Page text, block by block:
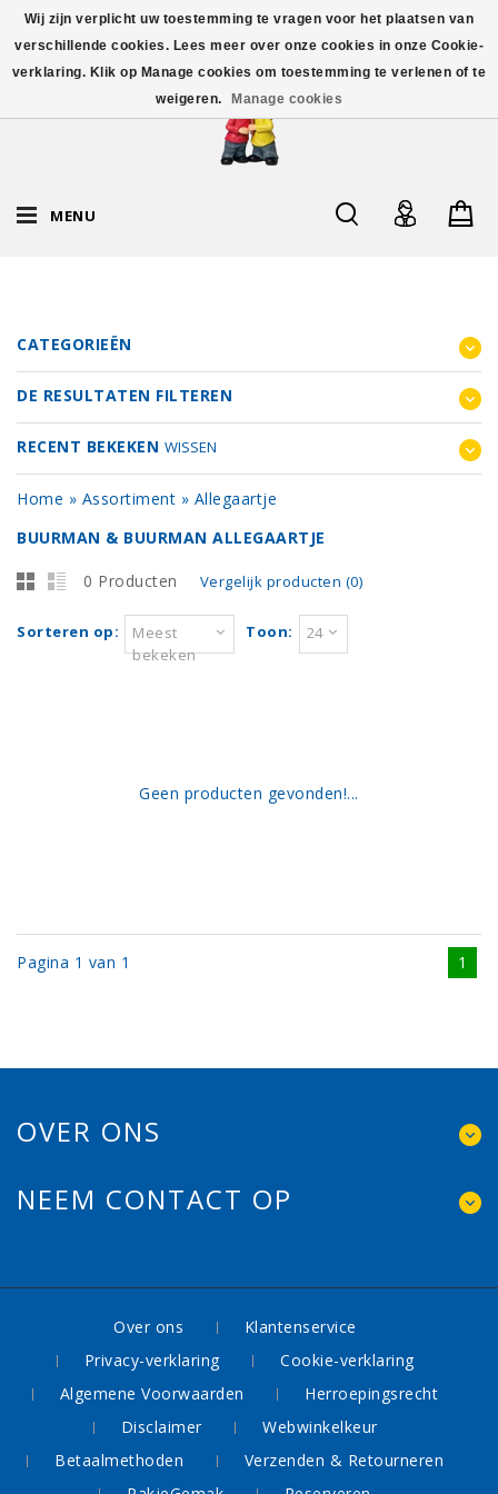
MENU
CATEGORIEËN
DE RESULTATEN FILTEREN
RECENT BEKEKEN WISSEN
Home » Assortiment » Allegaartje
BUURMAN & BUURMAN ALLEGAARTJE
0 Producten Vergelijk producten (0)
Sorteren op:
Meest
bekeken
Toon: 24
Geen producten gevonden!...
Pagina 1 van 1 1
OVER ONS
NEEM CONTACT OP
Over ons
Klantenservice
Privacy-verklaring
Cookie-verklaring
Algemene Voorwaarden
Herroepingsrecht
Disclaimer
Webwinkelkeur
Betaalmethoden
Verzenden & Retourneren
Wij zijn verplicht uw toestemming te vragen voor het plaatsen van
verschillende cookies. Lees meer over onze cookies in onze Cookie-
verklaring. Klik op Manage cookies om toestemming te verlenen of te
weigeren.
Manage cookies